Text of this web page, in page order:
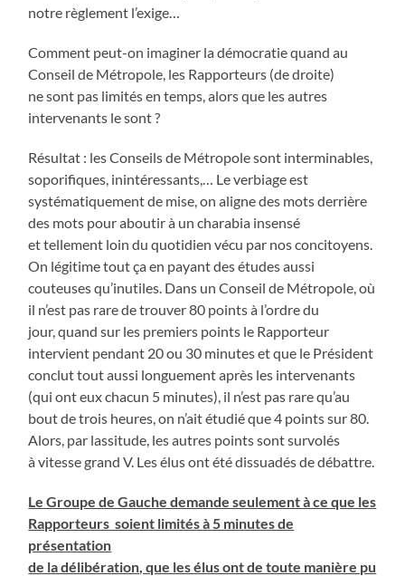
notre règlement l’exige…
Comment peut-on imaginer la démocratie quand au
Conseil de Métropole, les Rapporteurs (de droite)
ne sont pas limités en temps, alors que les autres
intervenants le sont ?
Résultat : les Conseils de Métropole sont interminables,
soporifiques, inintéressants,… Le verbiage est
systématiquement de mise, on aligne des mots derrière
des mots pour aboutir à un charabia insensé
et tellement loin du quotidien vécu par nos concitoyens.
On légitime tout ça en payant des études aussi
couteuses qu’inutiles. Dans un Conseil de Métropole, où
il n’est pas rare de trouver 80 points à l’ordre du
jour, quand sur les premiers points le Rapporteur
intervient pendant 20 ou 30 minutes et que le Président
conclut tout aussi longuement après les intervenants
(qui ont eux chacun 5 minutes), il n’est pas rare qu’au
bout de trois heures, on n’ait étudié que 4 points sur 80.
Alors, par lassitude, les autres points sont survolés
à vitesse grand V. Les élus ont été dissuadés de débattre.
Le Groupe de Gauche demande seulement à ce que les
Rapporteurs soient limités à 5 minutes de
présentation
de la délibération, que les élus ont de toute manière pu